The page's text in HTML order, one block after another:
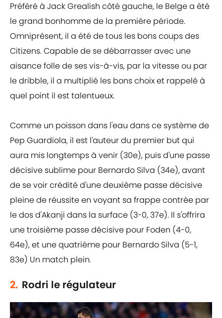
Préféré à Jack Grealish côté gauche, le Belge a été
le grand bonhomme de la première période.
Omniprésent, il a été de tous les bons coups des
Citizens. Capable de se débarrasser avec une
aisance folle de ses vis-à-vis, par la vitesse ou par
le dribble, il a multiplié les bons choix et rappelé à
quel point il est talentueux.
Comme un poisson dans l'eau dans ce système de
Pep Guardiola, il est l'auteur du premier but qui
aura mis longtemps à venir (30e), puis d'une passe
décisive sublime pour Bernardo Silva (34e), avant
de se voir crédité d'une deuxième passe décisive
pleine de réussite en voyant sa frappe contrée par
le dos d'Akanji dans la surface (3-0, 37e). Il s'offrira
une troisième passe décisive pour Foden (4-0,
64e), et une quatrième pour Bernardo Silva (5-1,
83e) Un match plein.
2. Rodri le régulateur